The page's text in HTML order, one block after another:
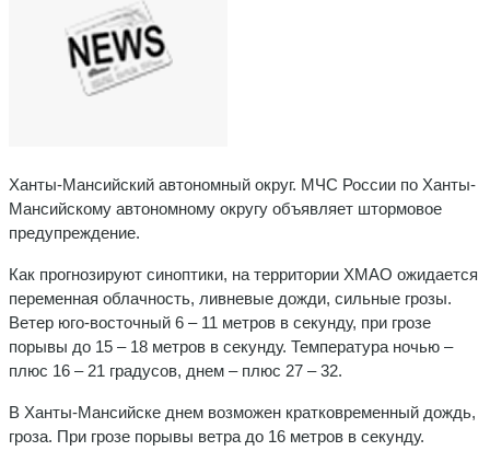
Ханты-Мансийский автономный округ. МЧС России по Ханты-
Мансийскому автономному округу объявляет штормовое
предупреждение.
Как прогнозируют синоптики, на территории ХМАО ожидается
переменная облачность, ливневые дожди, сильные грозы.
Ветер юго-восточный 6 – 11 метров в секунду, при грозе
порывы до 15 – 18 метров в секунду. Температура ночью –
плюс 16 – 21 градусов, днем – плюс 27 – 32.
В Ханты-Мансийске днем возможен кратковременный дождь,
гроза. При грозе порывы ветра до 16 метров в секунду.